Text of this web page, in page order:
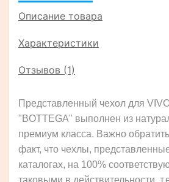
Описание товара
Характеристики
Отзывов (1)
Представленный чехол для
"BOTTEGA" выполнен из
премиум класса. Важно
факт, что чехлы,
каталогах, на 100%
таковыми в действительности,